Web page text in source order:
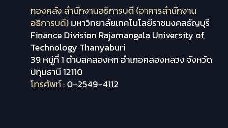
กองคลัง สำนักงานอธิการบดี (อาคารสำนักงาน
อธิการบดี) มหาวิทยาลัยเทคโนโลยีราชมงคลธัญบุรี
Finance Division Rajamangala University of
Technology Thanyaburi
39 หมู่ที่ 1 ตำบลคลองหก อำเภอคลองหลวง จังหวัด
ปทุมธานี 12110
โทรศัพท์ : 0-2549-4112